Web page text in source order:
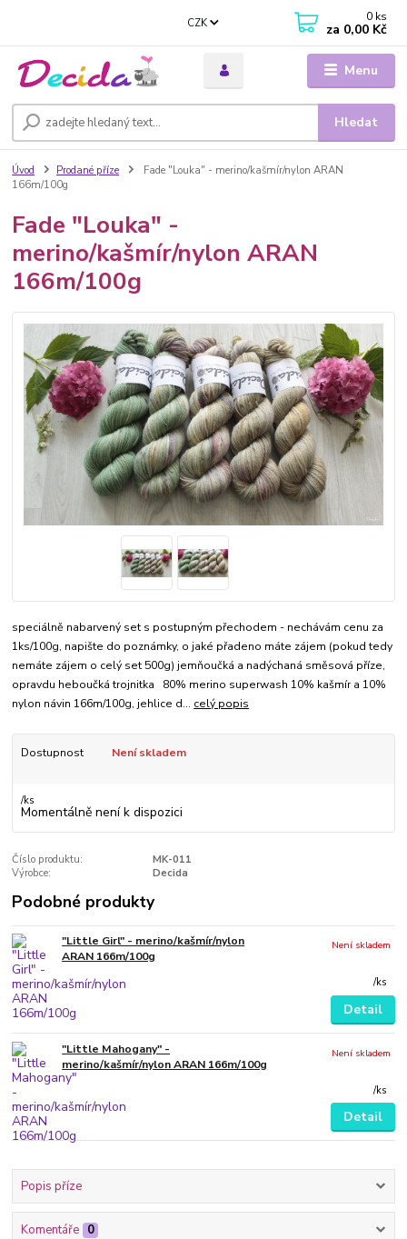
Menu
CZK
Hledat
0 ks
za 0,00 Kč
Úvod Prodané příze
Fade "Louka" - merino/kašmír/nylon ARAN
166m/100g
Fade "Louka" -
merino/kašmír/nylon ARAN
166m/100g
speciálně nabarvený set s postupným přechodem - nechávám cenu za
1ks/100g, napište do poznámky, o jaké přadeno máte zájem (pokud tedy
nemáte zájem o celý set 500g) jemňoučká a nadýchaná směsová příze,
opravdu heboučká trojnitka 80% merino superwash 10% kašmír a 10%
nylon návin 166m/100g, jehlice d... celý popis
Dostupnost Není skladem
/ks
Momentálně není k dispozici
Číslo produktu:
MK-011
Výrobce:
Decida
Podobné produkty
"Little Girl" - merino/kašmír/nylon
ARAN 166m/100g
/ks
Není skladem
Detail
"Little Mahogany" -
merino/kašmír/nylon ARAN 166m/100g
/ks
Není skladem
Detail
Popis příze
Komentáře 0